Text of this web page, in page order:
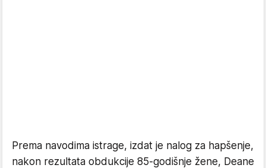
Prema navodima istrage, izdat je nalog za hapšenje,
nakon rezultata obdukcije 85-godišnje žene, Deane